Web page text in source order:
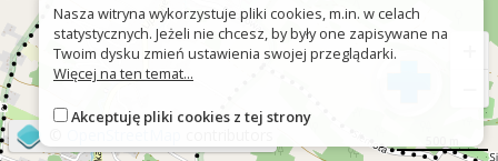
Nasza witryna wykorzystuje pliki cookies, m.in. w celach
statystycznych. Jeżeli nie chcesz, by były one zapisywane na
Twoim dysku zmień ustawienia swojej przeglądarki.
Więcej na ten temat...
Akceptuję pliki cookies z tej strony